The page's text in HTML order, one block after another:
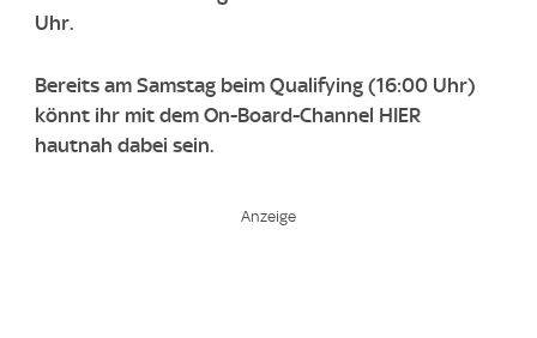
Uhr.
Bereits am Samstag beim Qualifying (16:00 Uhr)
könnt ihr mit dem On-Board-Channel HIER
hautnah dabei sein.